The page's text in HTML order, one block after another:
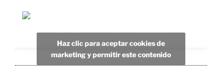
Haz clic para aceptar cookies de
marketing y permitir este contenido